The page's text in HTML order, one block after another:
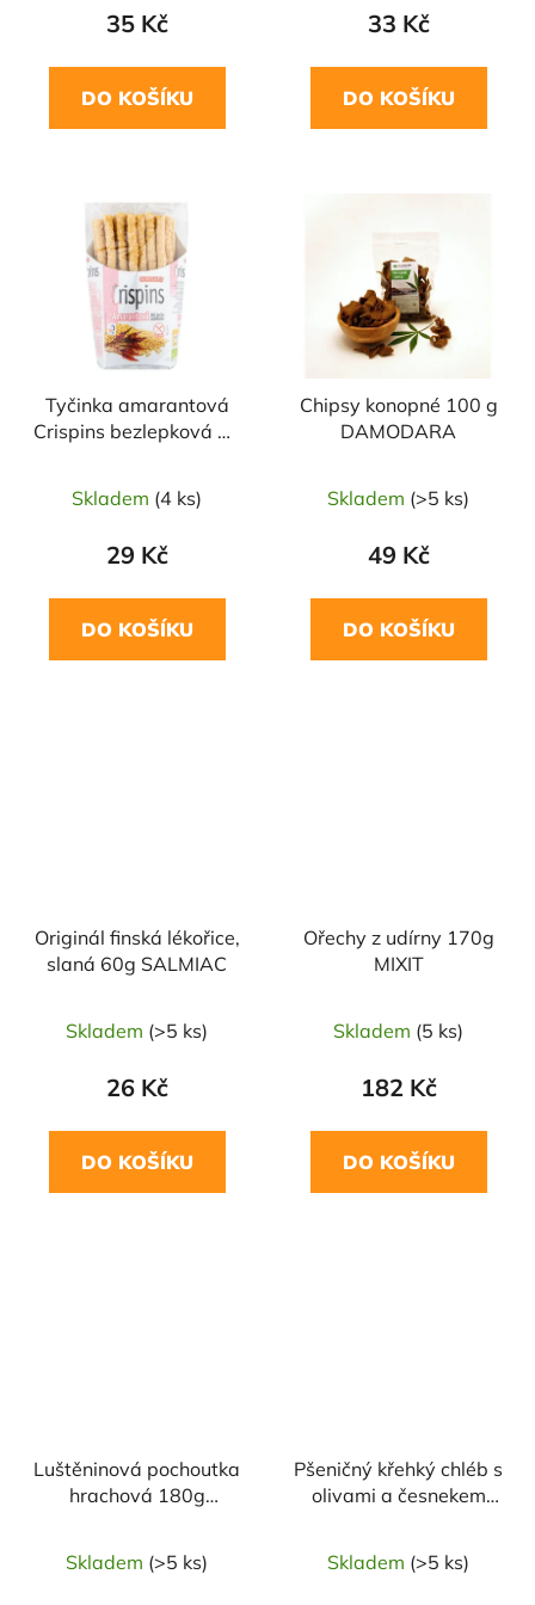
35 Kč
DO KOŠÍKU
33 Kč
DO KOŠÍKU
Tyčinka amarantová
Crispins bezlepková 50
Skladem (4 ks)
29 Kč
DO KOŠÍKU
Chipsy konopné 100 g
DAMODARA
Skladem (>5 ks)
49 Kč
DO KOŠÍKU
Originál finská lékořice,
slaná 60g SALMIAC
Skladem (>5 ks)
26 Kč
DO KOŠÍKU
Ořechy z udírny 170g
MIXIT
Skladem (5 ks)
182 Kč
DO KOŠÍKU
Luštěninová pochoutka
hrachová 180g
Skladem (>5 ks)
Pšeničný křehký chléb s
olivami a česnekem
Skladem (>5 ks)